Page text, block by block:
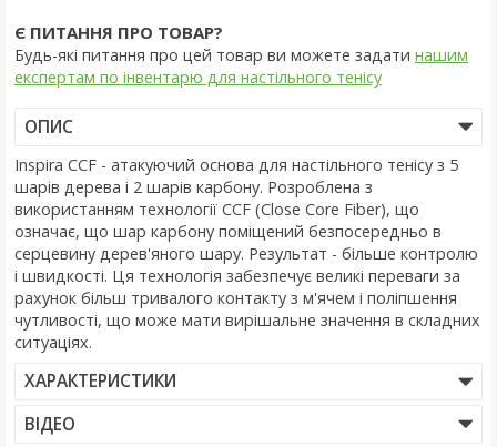
Є ПИТАННЯ ПРО ТОВАР?
Будь-які питання про цей товар ви можете задати нашим
експертам по інвентарю для настільного тенісу
ОПИС
Inspira CCF - атакуючий основа для настільного тенісу з 5
шарів дерева і 2 шарів карбону. Розроблена з
використанням технології CCF (Close Core Fiber), що
означає, що шар карбону поміщений безпосередньо в
серцевину дерев'яного шару. Результат - більше контролю
і швидкості. Ця технологія забезпечує великі переваги за
рахунок більш тривалого контакту з м'ячем і поліпшення
чутливості, що може мати вирішальне значення в складних
ситуаціях.
ХАРАКТЕРИСТИКИ
ВІДЕО